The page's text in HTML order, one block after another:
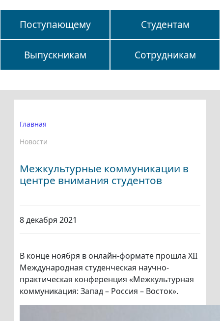
Поступающему Студентам
Выпускникам Сотрудникам
Главная
Новости
Межкультурные коммуникации в
центре внимания студентов
8 декабря 2021
В конце ноября в онлайн-формате прошла XII
Международная студенческая научно-
практическая конференция «Межкультурная
коммуникация: Запад – Россия – Восток».